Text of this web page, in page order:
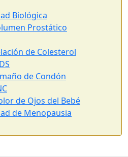
Biológica
Prostático
de Colesterol
de Condón
de Ojos del Bebé
de Menopausia